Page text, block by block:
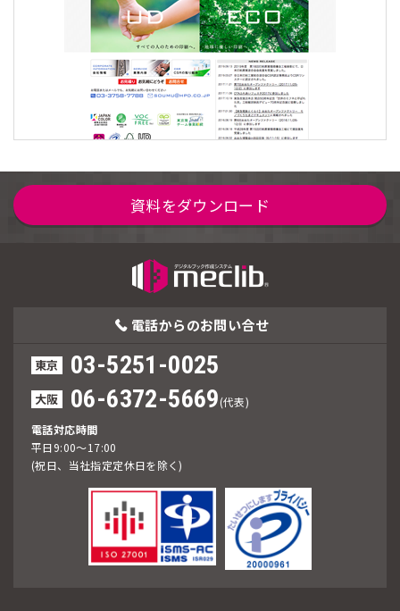
資料をダウンロード
電話からのお問い合せ
東京 03-5251-0025
大阪 06-6372-5669(代表)
電話対応時間
平日9:00～17:00
(祝日、当社指定定休日を除く)